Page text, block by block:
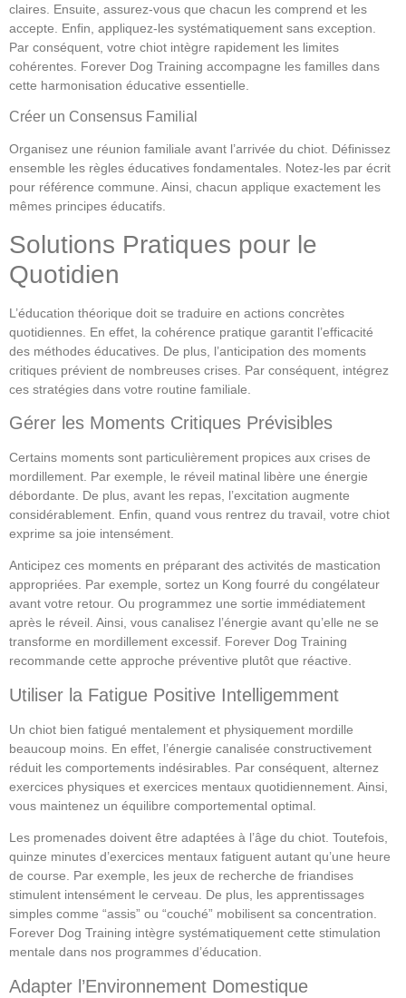
claires. Ensuite, assurez-vous que chacun les comprend et les
accepte. Enfin, appliquez-les systématiquement sans exception.
Par conséquent, votre chiot intègre rapidement les limites
cohérentes. Forever Dog Training accompagne les familles dans
cette harmonisation éducative essentielle.
Créer un Consensus Familial
Organisez une réunion familiale avant l’arrivée du chiot. Définissez
ensemble les règles éducatives fondamentales. Notez-les par écrit
pour référence commune. Ainsi, chacun applique exactement les
mêmes principes éducatifs.
Solutions Pratiques pour le
Quotidien
L’éducation théorique doit se traduire en actions concrètes
quotidiennes. En effet, la cohérence pratique garantit l’efficacité
des méthodes éducatives. De plus, l’anticipation des moments
critiques prévient de nombreuses crises. Par conséquent, intégrez
ces stratégies dans votre routine familiale.
Gérer les Moments Critiques Prévisibles
Certains moments sont particulièrement propices aux crises de
mordillement. Par exemple, le réveil matinal libère une énergie
débordante. De plus, avant les repas, l’excitation augmente
considérablement. Enfin, quand vous rentrez du travail, votre chiot
exprime sa joie intensément.
Anticipez ces moments en préparant des activités de mastication
appropriées. Par exemple, sortez un Kong fourré du congélateur
avant votre retour. Ou programmez une sortie immédiatement
après le réveil. Ainsi, vous canalisez l’énergie avant qu’elle ne se
transforme en mordillement excessif. Forever Dog Training
recommande cette approche préventive plutôt que réactive.
Utiliser la Fatigue Positive Intelligemment
Un chiot bien fatigué mentalement et physiquement mordille
beaucoup moins. En effet, l’énergie canalisée constructivement
réduit les comportements indésirables. Par conséquent, alternez
exercices physiques et exercices mentaux quotidiennement. Ainsi,
vous maintenez un équilibre comportemental optimal.
Les promenades doivent être adaptées à l’âge du chiot. Toutefois,
quinze minutes d’exercices mentaux fatiguent autant qu’une heure
de course. Par exemple, les jeux de recherche de friandises
stimulent intensément le cerveau. De plus, les apprentissages
simples comme “assis” ou “couché” mobilisent sa concentration.
Forever Dog Training intègre systématiquement cette stimulation
mentale dans nos programmes d’éducation.
Adapter l’Environnement Domestique